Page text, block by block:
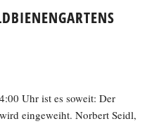
Uhr ist es soweit: Der
eingeweiht. Norbert Seidl,